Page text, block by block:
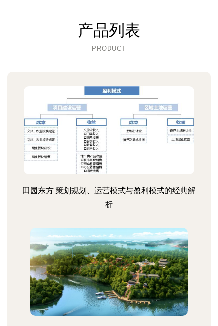
产品列表
PRODUCT
田园东方 策划规划、运营模式与盈利模式的经典解
析